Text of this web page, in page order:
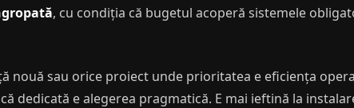
, cu condiția că bugetul acoperă sistemele
nouă sau orice proiect unde prioritatea e eficiența
dedicată e alegerea pragmatică. E mai ieftină la